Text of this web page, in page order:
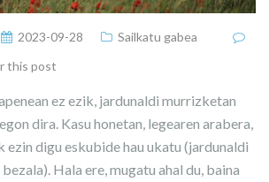
2023-09-28
Sailkatu gabea
this post
ez ezik, jardunaldi murrizketan
dira. Kasu honetan, legearen arabera,
ezin digu eskubide hau ukatu (jardunaldi
Hala ere, mugatu ahal du, baina